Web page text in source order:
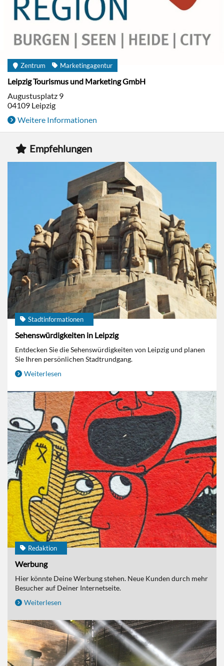
Zentrum Marketingagentur
Leipzig Tourismus und Marketing GmbH
Augustusplatz 9
04109 Leipzig
Weitere Informationen
Empfehlungen
Stadtinformationen
Sehenswürdigkeiten in Leipzig
Entdecken Sie die Sehenswürdigkeiten von Leipzig und planen
Sie Ihren persönlichen Stadtrundgang.
Weiterlesen
Redaktion
Werbung
Hier könnte Deine Werbung stehen. Neue Kunden durch mehr
Besucher auf Deiner Internetseite.
Weiterlesen